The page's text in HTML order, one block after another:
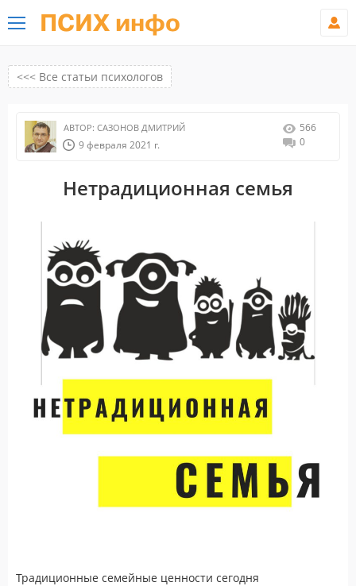
ПСИХ инфо
<<< Все статьи психологов
АВТОР: САЗОНОВ ДМИТРИЙ
9 февраля 2021 г.
566
0
Нетрадиционная семья
Традиционные семейные ценности сегодня